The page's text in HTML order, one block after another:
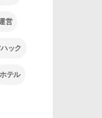
営
ック
ホテル